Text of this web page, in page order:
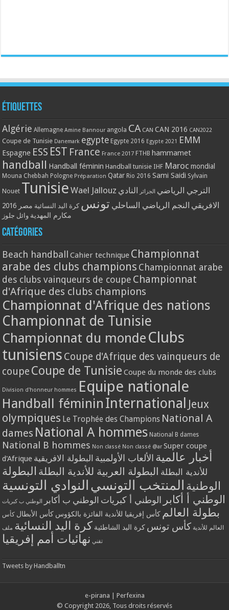
Étiquettes
Algérie Allemagne Amine Bannour angola CA CAN CAN 2016 CAN2022
Coupe de Tunisie Danemark egypte Egypte 2016 Egypte 2021 EMM
Espagne ESS EST France France 2017 FTHB hammamet
handball Handball féminin Handball tunisie IHF Maroc mondial
Mouna Chebbah Pologne Préparation Qatar Rio 2016 Sami Saidi Sylvain
Nouet Tunisie Wael Jallouz الترجي الرياضي الجزائر النادي
الافريقي النجم الرياضي الساحلي تونس كرة اليد النسائية مصر 2016
مكارم المهدية وائل جلوز
Catégories
Beach handball Cahier technique Championnat
arabe des clubs champions Championnat arabe
des clubs vainqueurs de coupe Championnat
d'Afrique des clubs champions
Championnat d'Afrique des nations
Championnat de Tunisie
Championnat du monde Clubs
tunisiens Coupe d'Afrique des vainqueurs de
coupe Coupe de Tunisie Coupe du monde des clubs
Division d'honneur hommes Equipe nationale
Handball féminin International Jeux
olympiques Le Trophée des Champions National A
dames National A hommes National B dames
National B hommes Non classé Non classé @ar Super coupe
d'Afrique
أخبار عالمية الألعاب الأولمبية البطولة الافريقية
للأندية البطلة البطولة العربية للأندية البطلة البطولة
الوطنية المنتخب التونسي النوادي التونسية
الوطني أ أكابر الوطني أ كبريات الوطني ب أكابر الوطني ب كبريات
بطولة العالم كأس إفريقيا للأندية الفائزة بالكؤوس كأس الأبطال كأس
العالم للأندية كأس تونس كرة اليد الشاطئية كرة اليد النسائية ملف
تقني نهائيات أمم إفريقيا
Tweets by Handballtn
e-pirana
Perfexina
© Copyright 2026, Tous droits réservés